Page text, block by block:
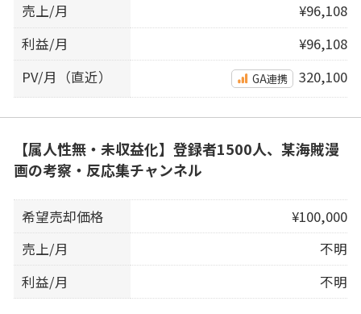
売上/月
¥96,108
利益/月
¥96,108
PV/月（直近）
GA連携 320,100
【属人性無・未収益化】登録者1500人、某海賊漫
画の考察・反応集チャンネル
希望売却価格
¥100,000
売上/月
不明
利益/月
不明